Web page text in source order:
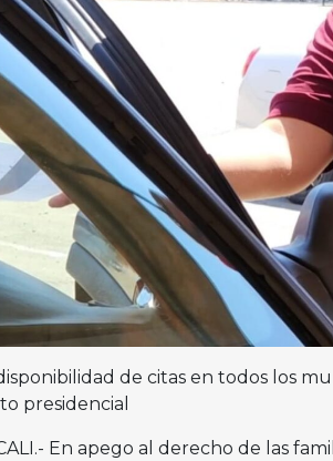
de citas en todos los
presidencial
En apego al derecho de las